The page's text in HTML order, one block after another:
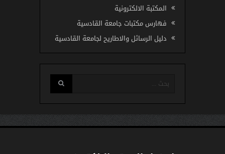
المكتبة الالكترونية
فهارس مكتبات جامعة القادسية
دليل الرسائل والاطاريح لجامعة القادسية